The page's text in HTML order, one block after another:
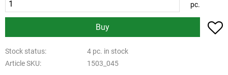
pc.
Buy
Stock status
4 pc. in stock
Article SKU
1503_045